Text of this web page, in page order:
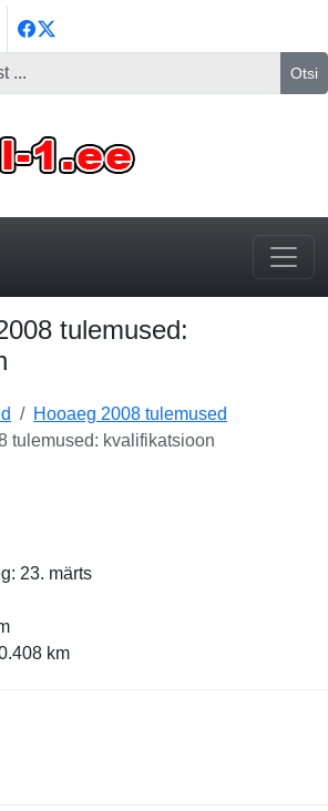
Otsi
tulemused:
Hooaeg 2008 tulemused
tulemused: kvalifikatsioon
23. märts
km
GP 2008